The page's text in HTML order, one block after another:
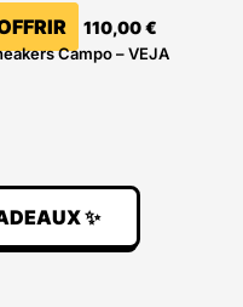
110,00€
Campo – VEJA
✨